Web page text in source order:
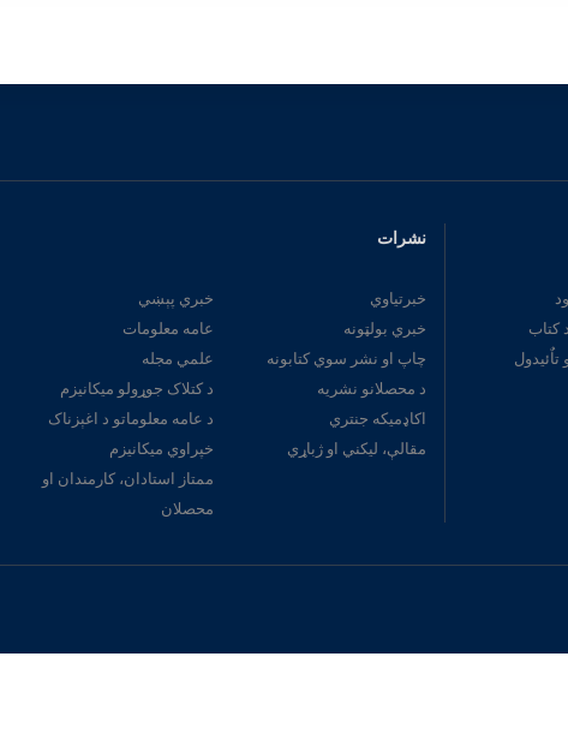
نشرات
خبري پېښي
خبرتیاوي
عامه معلومات
خبري بولټونه
علمي مجله
چاپ او نشر سوي کتابونه
د کتلاک جوړولو میکانیزم
د محصلانو نشریه
د عامه معلوماتو د اغېزناک
خپراوي میکانیزم
اکاډمیکه جنتري
مقالې، لیکني او ژباړي
ممتاز استادان، کارمندان او
محصلان
کتاب
تاٌئیدول